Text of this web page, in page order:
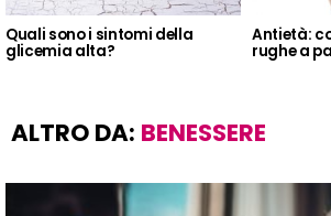
Quali sono i sintomi della
glicemia alta?
Antietà:
rughe a
ALTRO DA: BENESSERE